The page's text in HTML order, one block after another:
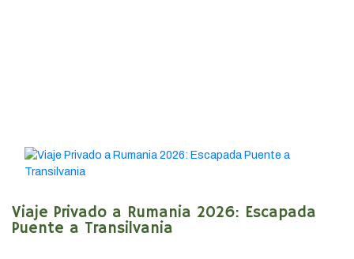
Viaje Privado a Rumania 2026: Escapada
Puente a Transilvania